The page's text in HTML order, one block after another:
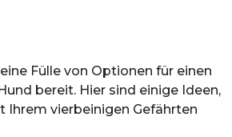
Fülle von Optionen für einen
bereit. Hier sind einige Ideen,
Ihrem vierbeinigen Gefährten